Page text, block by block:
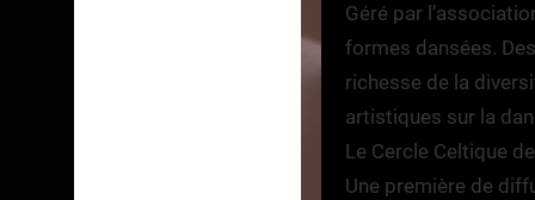
Géré par
formes dansées.
richesse de la
artistiques sur la
Le Cercle Celtique
Une première de